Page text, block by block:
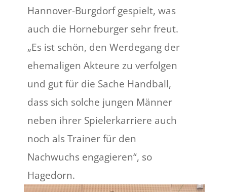
Hannover-Burgdorf gespielt, was
auch die Horneburger sehr freut.
„Es ist schön, den Werdegang der
ehemaligen Akteure zu verfolgen
und gut für die Sache Handball,
dass sich solche jungen Männer
neben ihrer Spielerkarriere auch
noch als Trainer für den
Nachwuchs engagieren“, so
Hagedorn.